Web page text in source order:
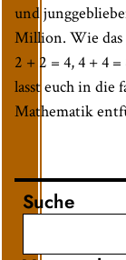
und
Million. Wie das
2 + 2 = 4, 4 + 4
lasst euch in die
Mathematik
Suche